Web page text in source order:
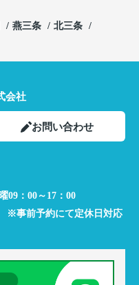
燕三条
北三条
会社
お問い合わせ
09：00～17：00
※事前予約にて定休日対応